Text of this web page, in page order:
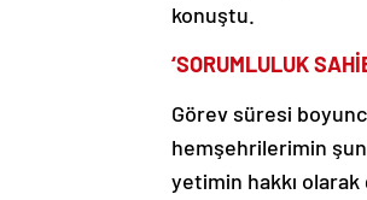
konuştu.
‘SORUMLULUK
Görev süresi
hemşehrilerimin
yetimin hakkı